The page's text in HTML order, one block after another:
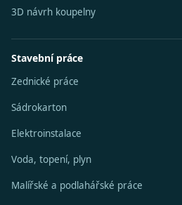
3D návrh koupelny
Stavební práce
Zednické práce
Sádrokarton
Elektroinstalace
Voda, topení, plyn
Malířské a podlahářské práce